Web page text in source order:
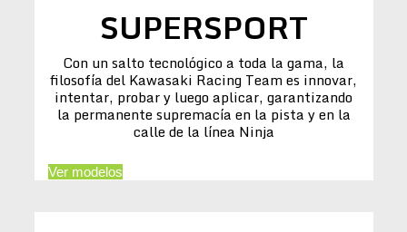
SUPERSPORT
Con un salto tecnológico a toda la gama, la
filosofía del Kawasaki Racing Team es innovar,
intentar, probar y luego aplicar, garantizando
la permanente supremacía en la pista y en la
calle de la línea Ninja
Ver modelos